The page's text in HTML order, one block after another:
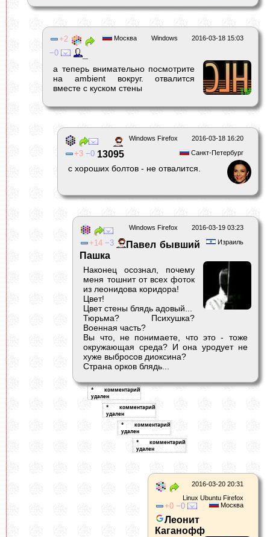
2016-03-18 15:03
Windows
Москва
2
0
_
а теперь внимательно посмотрите
на ambient вокруг. отвалится
вместе с куском стены
2016-03-18 16:20
Windows Firefox
Санкт-Петербург
3 0 13095
с хороших болтов - не отвалится.
2016-03-19 03:23
Windows Firefox
Израиль
14 3
Павел бывший
Пашка
Наконец осознал, почему
меня тошнит от всех фоток
из леонидова коридора!
Цвет!
Цвет стены блядь адовый...
Тюрьма? Психушка?
Военная часть?
Вы что, не понимаете, что это - тоже
окружающая среда? И она уродует не
хуже выбросов диоксина?
Страна орков блядь...
2016-03-20 20:31
Linux Ubuntu Firefox
Москва
0 0
Леонит
Каганофф